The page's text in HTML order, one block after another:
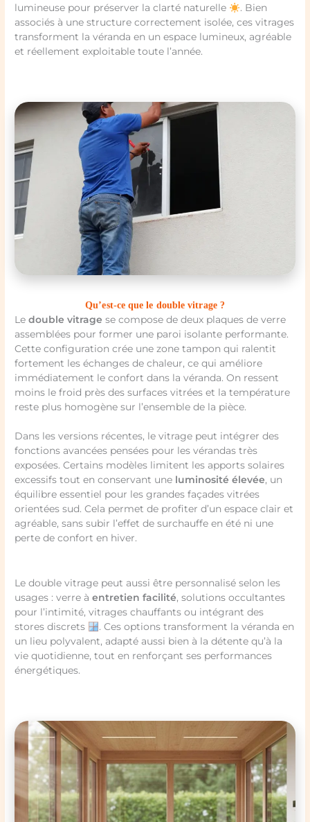
lumineuse pour préserver la clarté naturelle
. Bien
associés à une structure correctement isolée, ces vitrages
transforment la véranda en un espace lumineux, agréable
et réellement exploitable toute l’année.
Qu’est-ce que le double vitrage ?
Ledouble vitrage se compose de deux plaques de verre
assemblées pour former une paroi isolante performante.
Cette configuration crée une zone tampon qui ralentit
fortement les échanges de chaleur, ce qui améliore
immédiatement le confort dans la véranda. On ressent
moins le froid près des surfaces vitrées et la température
reste plus homogène sur l’ensemble de la pièce.
Dans les versions récentes, le vitrage peut intégrer des
fonctions avancées pensées pour les vérandas très
exposées. Certains modèles limitent les apports solaires
excessifs tout en conservant une luminosité élevée, un
équilibre essentiel pour les grandes façades vitrées
orientées sud. Cela permet de profiter d’un espace clair et
agréable, sans subir l’effet de surchauffe en été ni une
perte de confort en hiver.
Le double vitrage peut aussi être personnalisé selon les
usages : verre àentretien facilité, solutions occultantes
pour l’intimité, vitrages chauffants ou intégrant des
stores discrets
. Ces options transforment la véranda en
un lieu polyvalent, adapté aussi bien à la détente qu’à la
vie quotidienne, tout en renforçant ses performances
énergétiques.